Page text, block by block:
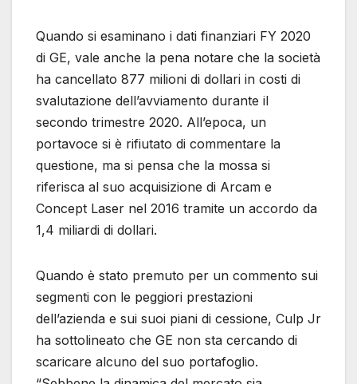
Quando si esaminano i dati finanziari FY 2020
di GE, vale anche la pena notare che la società
ha cancellato 877 milioni di dollari in costi di
svalutazione dell’avviamento durante il
secondo trimestre 2020. All’epoca, un
portavoce si è rifiutato di commentare la
questione, ma si pensa che la mossa si
riferisca al suo acquisizione di Arcam e
Concept Laser nel 2016 tramite un accordo da
1,4 miliardi di dollari.
Quando è stato premuto per un commento sui
segmenti con le peggiori prestazioni
dell’azienda e sui suoi piani di cessione, Culp Jr
ha sottolineato che GE non sta cercando di
scaricare alcuno del suo portafoglio.